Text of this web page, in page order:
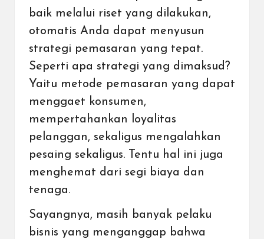
baik melalui riset yang dilakukan,
otomatis Anda dapat menyusun
strategi pemasaran yang tepat.
Seperti apa strategi yang dimaksud?
Yaitu metode pemasaran yang dapat
menggaet konsumen,
mempertahankan loyalitas
pelanggan, sekaligus mengalahkan
pesaing sekaligus. Tentu hal ini juga
menghemat dari segi biaya dan
tenaga.
Sayangnya, masih banyak pelaku
bisnis yang menganggap bahwa